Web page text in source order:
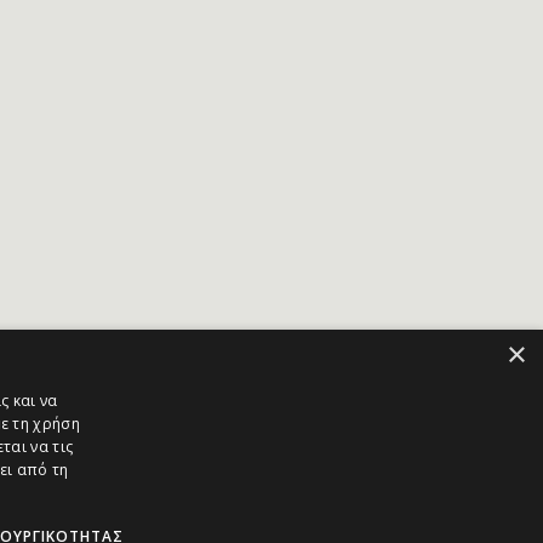
×
και να
τη χρήση
να τις
από τη